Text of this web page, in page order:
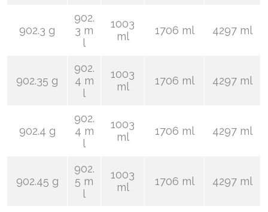
902.3 g
902.
3 m
l
1003
ml
1706 ml 4297 ml
902.35 g
902.
4 m
l
1003
ml
1706 ml 4297 ml
902.4 g
902.
4 m
l
1003
ml
1706 ml 4297 ml
902.45 g
902.
5 m
l
1003
ml
1706 ml 4297 ml